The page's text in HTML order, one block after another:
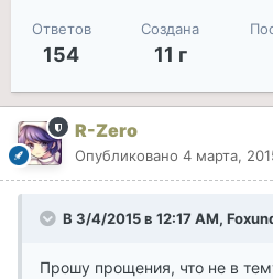
Ответов
154
Создана
11 г
R-Zero
Опубликовано 4 марта,
В 3/4/2015 в 12:17 AM,
Прошу прощения, что не в